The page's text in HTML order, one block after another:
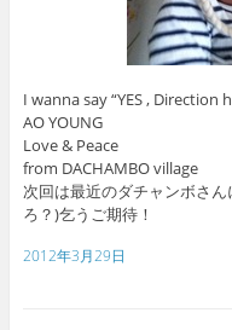
I wanna say “YES , Direction
AO YOUNG
Love & Peace
from DACHAMBO village
次回は最近のダチャンボさ
ろ？)乞うご期待！
2012年3月29日